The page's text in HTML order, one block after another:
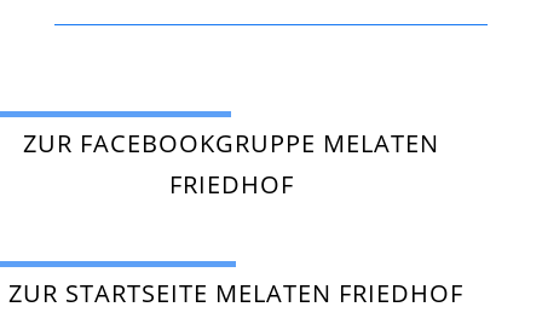
ZUR FACEBOOKGRUPPE MELATEN
FRIEDHOF
ZUR STARTSEITE MELATEN FRIEDHOF